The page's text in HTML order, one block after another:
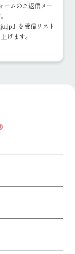
防止するた
います。
周知徹底して
業務委託先へ
り扱う者を選
ついて
。
ームのご返信メー
』を受信リスト
げます。